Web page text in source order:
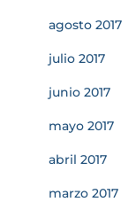
agosto 2017
julio 2017
junio 2017
mayo 2017
abril 2017
marzo 2017